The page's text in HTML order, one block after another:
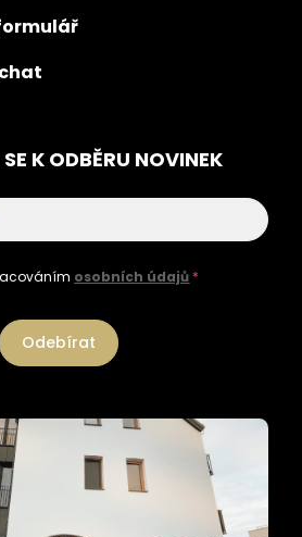
K ODBĚRU NOVINEK
osobních údajů *
Odebírat